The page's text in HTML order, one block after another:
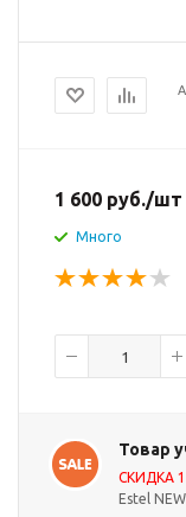
1 600 руб./шт
Много
Товар
СКИДКА
Estel